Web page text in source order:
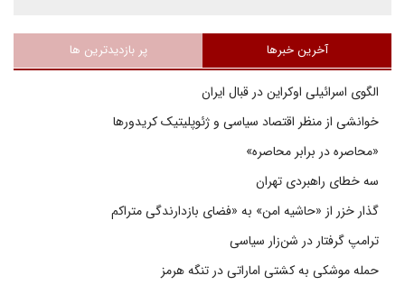
آخرین خبرها پر بازدیدترین ها
الگوی اسرائیلی اوکراین در قبال ایران
خوانشی از منظر اقتصاد سیاسی و ژئوپلیتیک کریدورها
«محاصره در برابر محاصره»
سه خطای راهبردی تهران
گذار خزر از «حاشیه امن» به «فضای بازدارندگی متراکم
ترامپ گرفتار در شن‌زار سیاسی
حمله موشکی به کشتی اماراتی در تنگه هرمز